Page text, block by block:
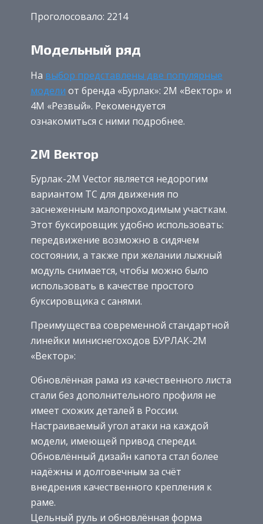
Проголосовало: 2214
Модельный ряд
На выбор представлены две популярные
модели от бренда «Бурлак»: 2М «Вектор» и
4М «Резвый». Рекомендуется
ознакомиться с ними подробнее.
2М Вектор
Бурлак-2M Vector является недорогим
вариантом ТС для движения по
заснеженным малопроходимым участкам.
Этот буксировщик удобно использовать:
передвижение возможно в сидячем
состоянии, а также при желании лыжный
модуль снимается, чтобы можно было
использовать в качестве простого
буксировщика с санями.
Преимущества современной стандартной
линейки миниснегоходов БУРЛАК-2M
«Вектор»:
Обновлённая рама из качественного листа
стали без дополнительного профиля не
имеет схожих деталей в России.
Настраиваемый угол атаки на каждой
модели, имеющей привод спереди.
Обновлённый дизайн капота стал более
надёжны и долговечным за счёт
внедрения качественного крепления к
раме.
Цельный руль и обновлённая форма